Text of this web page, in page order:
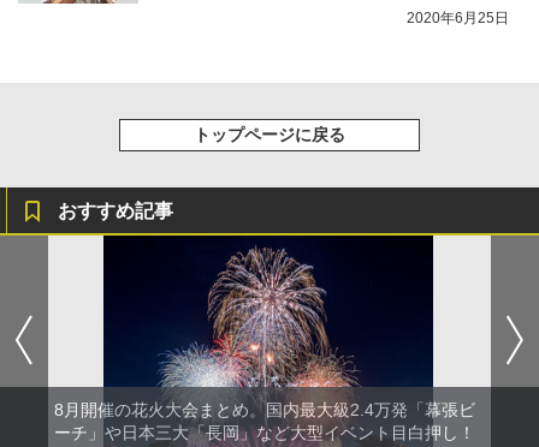
2020年6月25日
トップページに戻る
おすすめ記事
8月開催の花火大会まとめ。国内最大級2.4万発「幕張ビ
ーチ」や日本三大「長岡」など大型イベント目白押し！